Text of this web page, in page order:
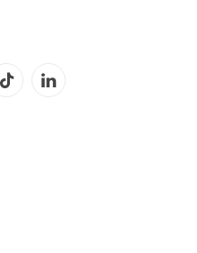
TikTok LinkedIn